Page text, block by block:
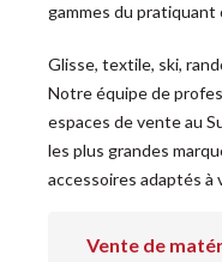
gammes du pratiquant
Glisse, textile, ski,
Notre équipe de
espaces de vente au
les plus grandes
accessoires adaptés à
Vente de